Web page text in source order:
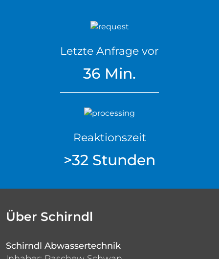
Letzte Anfrage vor
36 Min.
Reaktionszeit
>32 Stunden
Über Schirndl
Schirndl Abwassertechnik